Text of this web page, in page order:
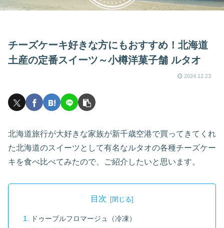
チーズケーキ好きな方にもおすすめ！北海道
土産の定番スイーツ～小樽洋菓子舗 ルタオ
2024.12.23
北海道旅行が大好きな家族が新千歳空港で買ってきてくれ
た北海道のスイーツとして有名なルタオの各種チーズケー
キを食べ比べてみたので、ご紹介したいと思います。
目次
ドゥーブルフロマージュ（冷凍）